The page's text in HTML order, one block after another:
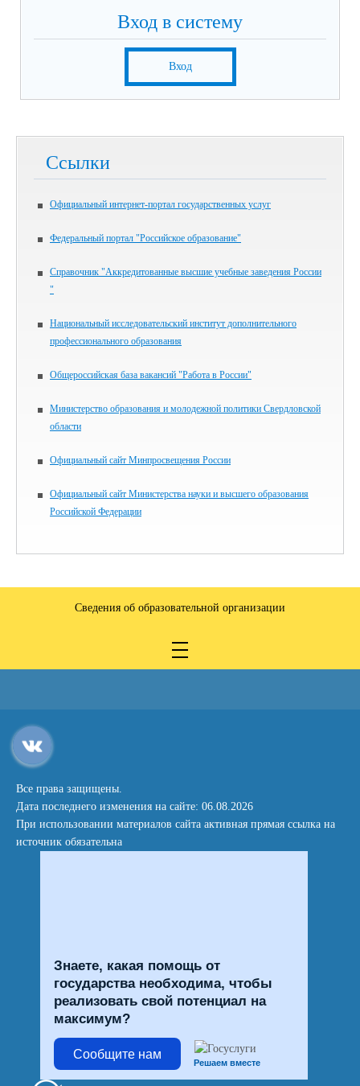
Вход в систему
Вход
Ссылки
Официальный интернет-портал государственных услуг
Федеральный портал "Российское образование"
Справочник "Аккредитованные высшие учебные заведения России
"
Национальный исследовательский институт дополнительного
профессионального образования
Общероссийская база вакансий "Работа в России"
Министерство образования и молодежной политики Свердловской
области
Официальный сайт Минпросвещения России
Официальный сайт Министерства науки и высшего образования
Российской Федерации
Сведения об образовательной организации
Все права защищены.
Дата последнего изменения на сайте: 06.08.2026
При использовании материалов сайта активная прямая ссылка на
источник обязательна
Знаете, какая помощь от
государства необходима, чтобы
реализовать свой потенциал на
максимум?
Сообщите нам
Решаем вместе